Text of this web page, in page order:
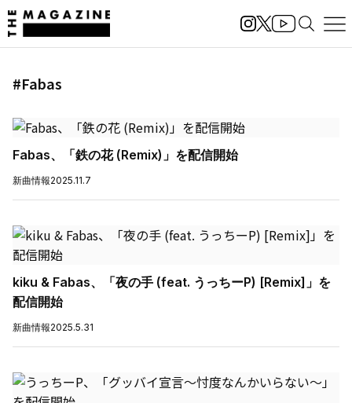
#Fabas
Fabas、「鉄の花 (Remix)」を配信開始
新曲情報2025.11.7
kiku & Fabas、「夜の手 (feat. うっちーP) [Remix]」を
配信開始
新曲情報2025.5.31